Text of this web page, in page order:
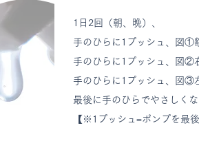
1日2回（朝、晩）、
手のひらに1プッシュ、図①
手のひらに1プッシュ、図②
手のひらに1プッシュ、図③
最後に手のひらでやさしく
【※1プッシュ=ポンプを最